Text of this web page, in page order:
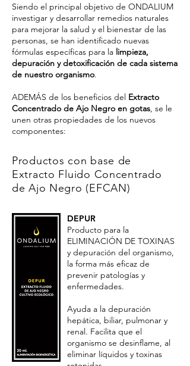
Siendo el principal objetivo de ONDALIUM
investigar y desarrollar remedios naturales
para mejorar la salud y el bienestar de las
personas, se han identificado nuevas
fórmulas específicas para la limpieza,
depuración y detoxificación de cada sistema
de nuestro organismo.
ADEMÁS de los beneficios del Extracto
Concentrado de Ajo Negro en gotas, se le
unen otras propiedades de los nuevos
componentes:
Productos con base de
Extracto Fluido Concentrado
de Ajo Negro (EFCAN)
DEPUR
Producto para la
ELIMINACIÓN DE TOXINAS
y depuración del organismo,
la forma más eficaz de
prevenir patologías y
enfermedades.
Ayuda a la depuración
hepática, biliar, pulmonar y
renal. Facilita que el
organismo se desinflame, al
eliminar líquidos y toxinas